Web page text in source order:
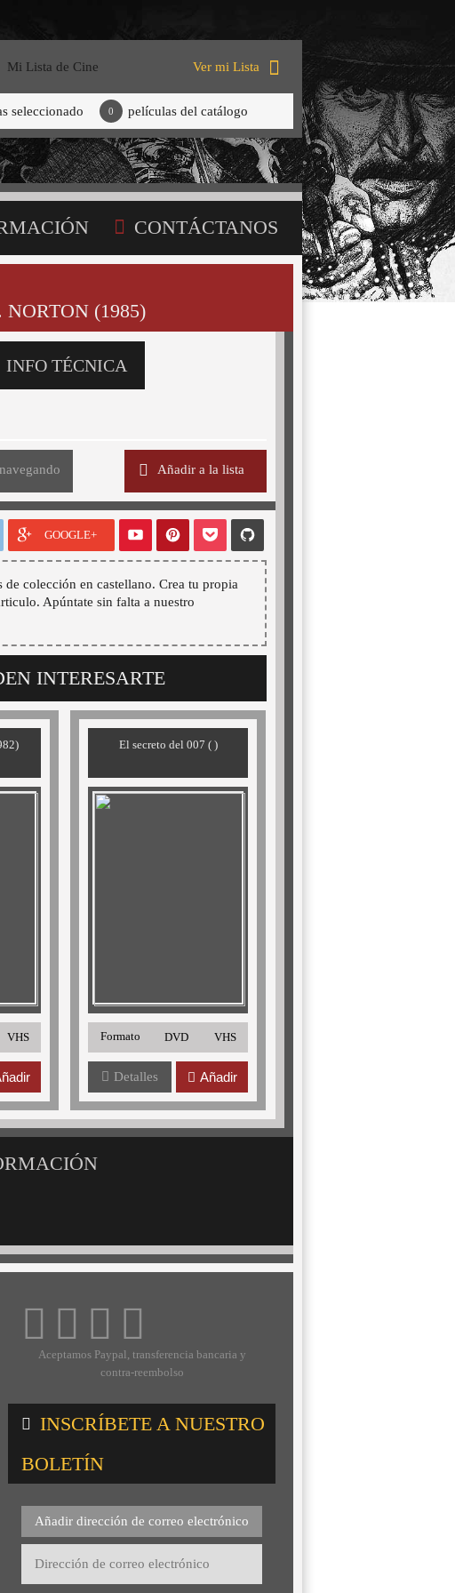
Mi Lista de Cine Ver mi Lista
seleccionado 0 películas del catálogo
CONTÁCTANOS
(1985)
INFO TÉCNICA
Añadir a la lista
GOOGLE+
colección en castellano. Crea tu propia
Apúntate sin falta a nuestro
INTERESARTE
VHS
El secreto del 007 ( )
Formato DVD VHS
Detalles Añadir
Aceptamos Paypal, transferencia bancaria y
contra-reembolso
INSCRÍBETE A NUESTRO
BOLETÍN
Añadir dirección de correo electrónico